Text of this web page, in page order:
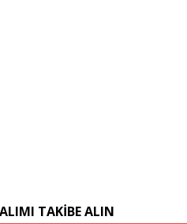
TAKIBE ALIN